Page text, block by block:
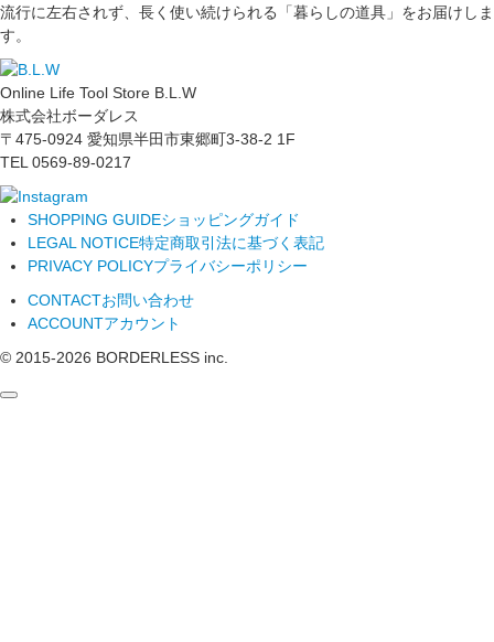
流行に左右されず、長く使い続けられる「暮らしの道具」をお届けしま
す。
Online Life Tool Store B.L.W
株式会社ボーダレス
〒475-0924 愛知県半田市東郷町3-38-2 1F
TEL 0569-89-0217
SHOPPING GUIDEショッピングガイド
LEGAL NOTICE特定商取引法に基づく表記
PRIVACY POLICYプライバシーポリシー
CONTACTお問い合わせ
ACCOUNTアカウント
© 2015-2026 BORDERLESS inc.